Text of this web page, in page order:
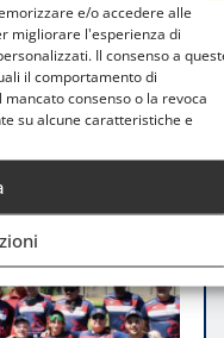
e/o accedere alle
migliorare l'esperienza di
Il consenso a
il comportamento di
consenso o la revoca
su alcune caratteristiche e
di blind tennis a
e palline sonore